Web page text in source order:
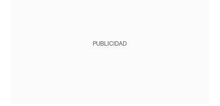
PUBLICIDAD